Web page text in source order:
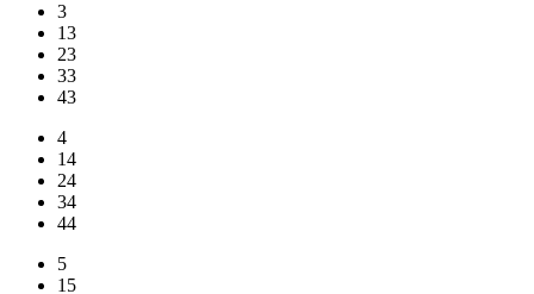
3
13
23
33
43
4
14
24
34
44
5
15